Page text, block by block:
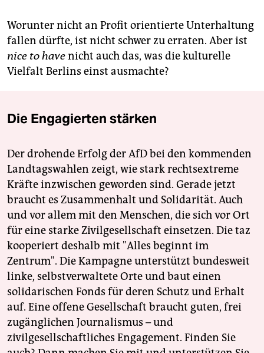
Worunter nicht an Profit orientierte Unterhaltung
fallen dürfte, ist nicht schwer zu erraten. Aber ist
nice to havenicht auch das, was die kulturelle
Vielfalt Berlins einst ausmachte?
Die Engagierten stärken
Der drohende Erfolg der AfD bei den kommenden
Landtagswahlen zeigt, wie stark rechtsextreme
Kräfte inzwischen geworden sind. Gerade jetzt
braucht es Zusammenhalt und Solidarität. Auch
und vor allem mit den Menschen, die sich vor Ort
für eine starke Zivilgesellschaft einsetzen. Die taz
kooperiert deshalb mit "Alles beginnt im
Zentrum". Die Kampagne unterstützt bundesweit
linke, selbstverwaltete Orte und baut einen
solidarischen Fonds für deren Schutz und Erhalt
auf. Eine offene Gesellschaft braucht guten, frei
zugänglichen Journalismus – und
zivilgesellschaftliches Engagement. Finden Sie